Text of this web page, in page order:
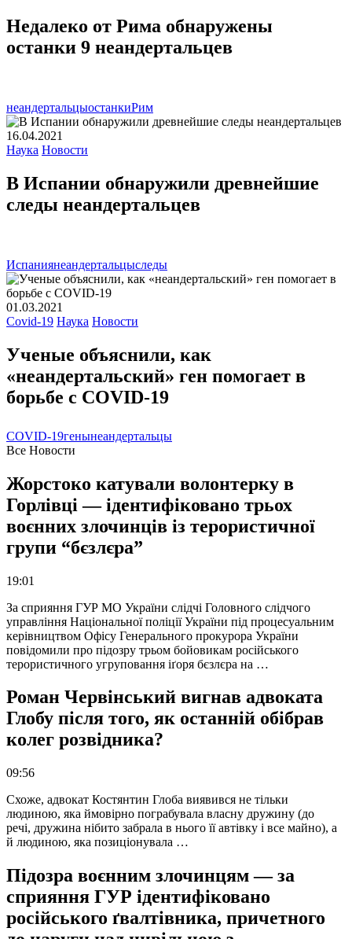
Недалеко от Рима обнаружены
останки 9 неандертальцев
неандертальцыостанкиРим
16.04.2021
Наука Новости
В Испании обнаружили древнейшие
следы неандертальцев
Испаниянеандертальцыследы
01.03.2021
Covid-19 Наука Новости
Ученые объяснили, как
«неандертальский» ген помогает в
борьбе с COVID-19
COVID-19генынеандертальцы
Все Новости
Жорстоко катували волонтерку в
Горлівці — ідентифіковано трьох
воєнних злочинців із терористичної
групи “бєзлєра”
19:01
За сприяння ГУР МО України слідчі Головного слідчого
управління Національної поліції України під процесуальним
керівництвом Офісу Генерального прокурора України
повідомили про підозру трьом бойовикам російського
терористичного угруповання іґоря бєзлєра на …
Роман Червінський вигнав адвоката
Глобу після того, як останній обібрав
колег розвідника?
09:56
Схоже, адвокат Костянтин Глоба виявився не тільки
людиною, яка ймовірно пограбувала власну дружину (до
речі, дружина нібито забрала в нього її автівку і все майно), а
й людиною, яка позиціонувала …
Підозра воєнним злочинцям — за
сприяння ГУР ідентифіковано
російського ґвалтівника, причетного